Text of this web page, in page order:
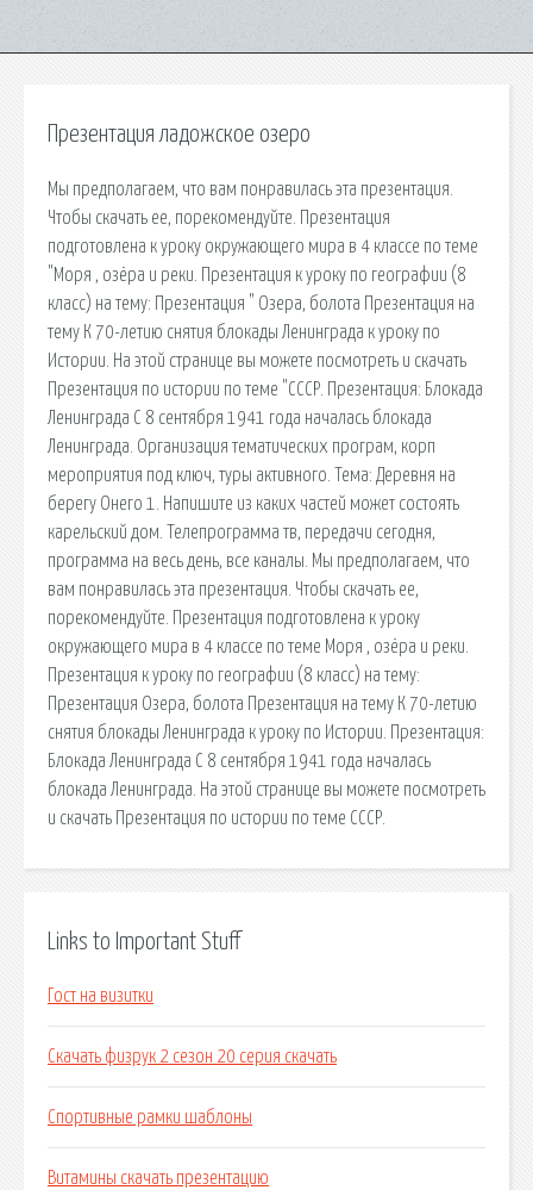
Презентация ладожское озеро
Мы предполагаем, что вам понравилась эта презентация.
Чтобы скачать ее, порекомендуйте. Презентация
подготовлена к уроку окружающего мира в 4 классе по теме
"Моря , озёра и реки. Презентация к уроку по географии (8
класс) на тему: Презентация " Озера, болота Презентация на
тему К 70-летию снятия блокады Ленинграда к уроку по
Истории. На этой странице вы можете посмотреть и скачать
Презентация по истории по теме "СССР. Презентация: Блокада
Ленинграда С 8 сентября 1941 года началась блокада
Ленинграда. Организация тематических програм, корп
мероприятия под ключ, туры активного. Тема: Деревня на
берегу Онего 1. Напишите из каких частей может состоять
карельский дом. Телепрограмма тв, передачи сегодня,
программа на весь день, все каналы. Мы предполагаем, что
вам понравилась эта презентация. Чтобы скачать ее,
порекомендуйте. Презентация подготовлена к уроку
окружающего мира в 4 классе по теме Моря , озёра и реки.
Презентация к уроку по географии (8 класс) на тему:
Презентация Озера, болота Презентация на тему К 70-летию
снятия блокады Ленинграда к уроку по Истории. Презентация:
Блокада Ленинграда С 8 сентября 1941 года началась
блокада Ленинграда. На этой странице вы можете посмотреть
и скачать Презентация по истории по теме СССР.
Links to Important Stuff
Гост на визитки
Скачать физрук 2 сезон 20 серия скачать
Спортивные рамки шаблоны
Витамины скачать презентацию